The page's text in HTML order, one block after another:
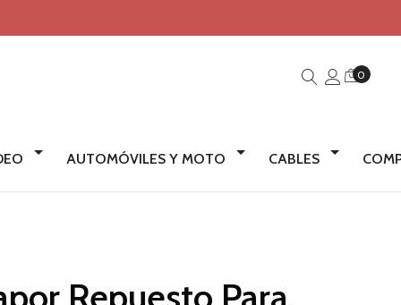
0
AUTOMÓVILES Y MOTO CABLES